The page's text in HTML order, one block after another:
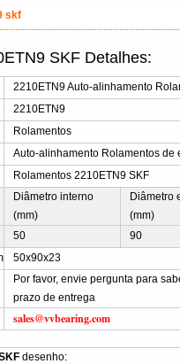
skf
SKF Detalhes:
2210ETN9 Auto-alinhamento
2210ETN9
Rolamentos
Auto-alinhamento Rolamentos de
Rolamentos 2210ETN9 SKF
Diâmetro interno
(mm)
Diâmetro
(mm)
50 90
50x90x23
Por favor, envie pergunta para
prazo de entrega
sales@vvbearing.com
desenho: